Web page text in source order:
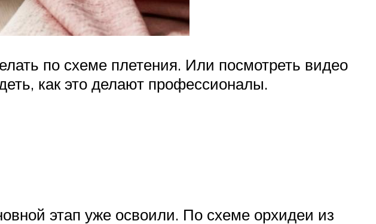
по схеме плетения. Или посмотреть видео
как это делают профессионалы.
этап уже освоили. По схеме орхидеи из